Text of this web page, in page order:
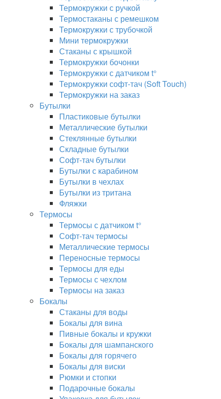
Термокружки с ручкой
Термостаканы с ремешком
Термокружки с трубочкой
Мини термокружки
Стаканы с крышкой
Термокружки бочонки
Термокружки с датчиком t°
Термокружки софт-тач (Soft Touch)
Термокружки на заказ
Бутылки
Пластиковые бутылки
Металлические бутылки
Стеклянные бутылки
Складные бутылки
Софт-тач бутылки
Бутылки с карабином
Бутылки в чехлах
Бутылки из тритана
Фляжки
Термосы
Термосы с датчиком t°
Софт-тач термосы
Металлические термосы
Переносные термосы
Термосы для еды
Термосы с чехлом
Термосы на заказ
Бокалы
Стаканы для воды
Бокалы для вина
Пивные бокалы и кружки
Бокалы для шампанского
Бокалы для горячего
Бокалы для виски
Рюмки и стопки
Подарочные бокалы